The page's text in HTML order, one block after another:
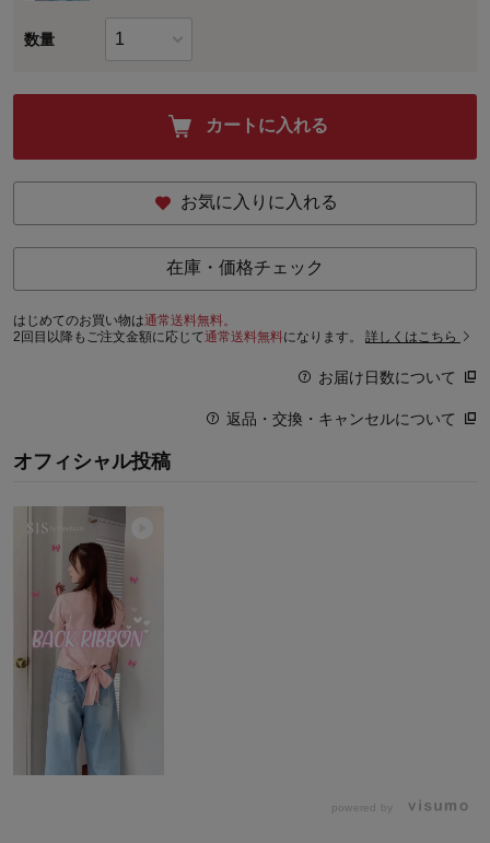
数量
カートに入れる
お気に入りに入れる
在庫・価格チェック
はじめてのお買い物は通常送料無料。
2回目以降もご注文金額に応じて通常送料無料になります。 詳しくはこちら
お届け日数について
返品・交換・キャンセルについて
オフィシャル投稿
powered by